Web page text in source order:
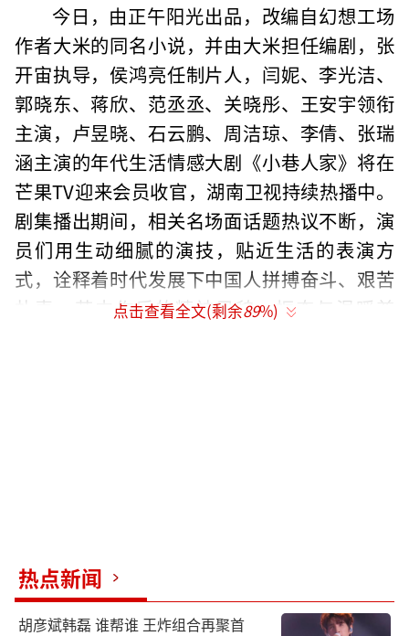
今日，由正午阳光出品，改编自幻想工场
作者大米的同名小说，并由大米担任编剧，张
开宙执导，侯鸿亮任制片人，闫妮、李光洁、
郭晓东、蒋欣、范丞丞、关晓彤、王安宇领衔
主演，卢昱晓、石云鹏、周洁琼、李倩、张瑞
涵主演的年代生活情感大剧《小巷人家》将在
芒果TV迎来会员收官，湖南卫视持续热播中。
剧集播出期间，相关名场面话题热议不断，演
员们用生动细腻的演技，贴近生活的表演方
式，诠释着时代发展下中国人拼搏奋斗、艰苦
朴素、苦中作乐的精神风貌，振奋与温暖兼
点击查看全文(剩余89%)
热点新闻
胡彦斌韩磊 谁帮谁 王炸组合再聚首